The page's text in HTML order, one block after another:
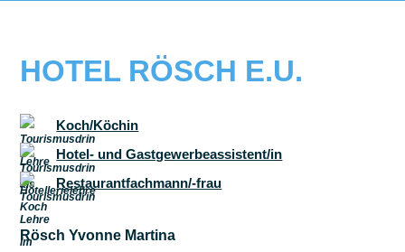
HOTEL RÖSCH E.U.
Koch/Köchin
Hotel- und Gastgewerbeassistent/in
Restaurantfachmann/-frau
Rösch Yvonne Martina